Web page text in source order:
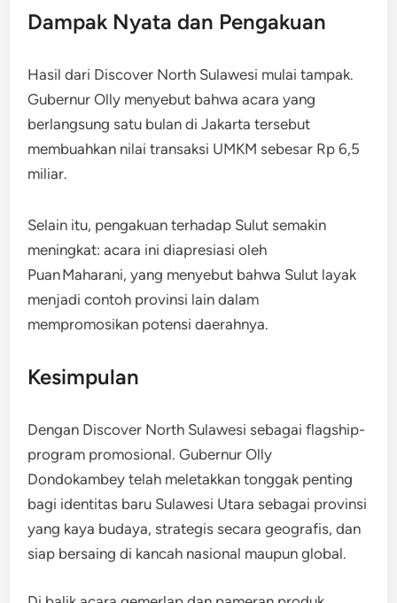
Dampak Nyata dan Pengakuan
Hasil dari Discover North Sulawesi mulai tampak.
Gubernur Olly menyebut bahwa acara yang
berlangsung satu bulan di Jakarta tersebut
membuahkan nilai transaksi UMKM sebesar Rp 6,5
miliar.
Selain itu, pengakuan terhadap Sulut semakin
meningkat: acara ini diapresiasi oleh
Puan Maharani, yang menyebut bahwa Sulut layak
menjadi contoh provinsi lain dalam
mempromosikan potensi daerahnya.
Kesimpulan
Dengan Discover North Sulawesi sebagai flagship-
program promosional. Gubernur Olly
Dondokambey telah meletakkan tonggak penting
bagi identitas baru Sulawesi Utara sebagai provinsi
yang kaya budaya, strategis secara geografis, dan
siap bersaing di kancah nasional maupun global.